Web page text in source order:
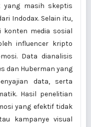
yang masih skeptis
Indodax. Selain itu,
konten media sosial
influencer kripto
Data dianalisis
dan Huberman yang
data, serta
Hasil penelitian
yang efektif tidak
kampanye visual